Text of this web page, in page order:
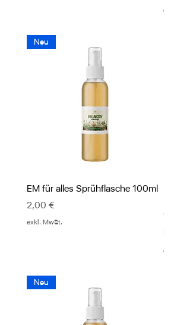
exkl.
Neu
EM für alles Sprühflasche 100ml
Preis
2,00 €
exkl. MwSt.
Ylang
Preis
12,00 €
exkl.
Neu